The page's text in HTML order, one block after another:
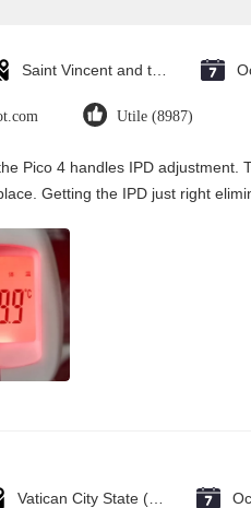
Saint Vincent and the Grenadines
Utile (8987)
Pico 4 handles IPD adjustment.
Getting the IPD just right
Vatican City State (Holy See)